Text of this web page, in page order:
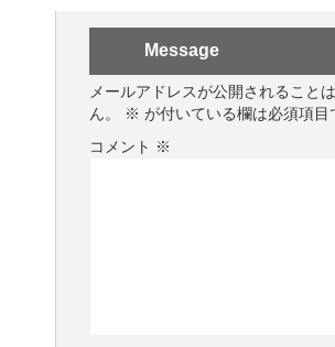
Message
メールアドレスが公開されること
ん。
※ が付いている欄は必須項目
コメント ※